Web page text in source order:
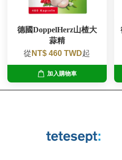
德國DoppelHerz山楂大
蒜精
從 NT$ 460 TWD起
加入購物車